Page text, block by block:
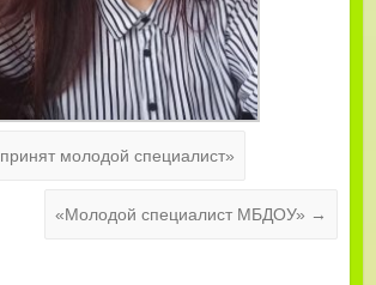
молодой специалист»
«Молодой специалист МБДОУ» →